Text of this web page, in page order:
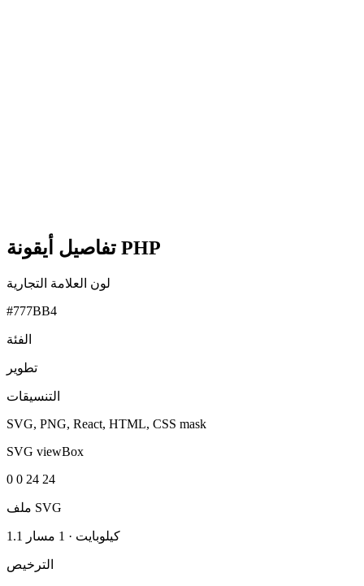
تفاصيل أيقونة PHP
لون العلامة التجارية
#777BB4
الفئة
تطوير
التنسيقات
SVG, PNG, React, HTML, CSS mask
SVG viewBox
0 0 24 24
ملف SVG
1.1 كيلوبايت · 1 مسار
الترخيص